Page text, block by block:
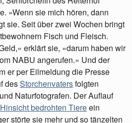
»Wenn sie mich hören, dann
sie. Seit über zwei Wochen bringt
Fisch und Fleisch.
erklärt sie, »darum haben wir
NABU angerufen.« Und der
er per Eilmeldung die Presse
desStorchenvatersfolgten
Naturfotografen. Der Auflauf
bedrohten Tiereein
störte sie mehr und so tänzelten